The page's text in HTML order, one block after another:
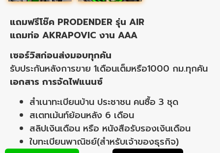
แถมฟรีโช๊ค PRODENDER รุ่น AIR
แถมท่อ AKRAPOVIC งาน AAA
เซอร์วิสก่อนส่งมอบทุกคัน
รับประกันหลังการขาย 1เดือนเต็มหรือ1000 กม.ทุกคัน
เอกสาร การจัดไฟแนนซ์
สำเนาทะเบียนบ้าน ประชาชน คนซื้อ 3 ชุด
สเตทเม้นท์ย้อนหลัง 6 เดือน
สลิปเงินเดือน หรือ หนังสือรับรองเงินเดือน
ใบทะเบียนพาณิชย์(สำหรับเจ้าของธุรกิจ)